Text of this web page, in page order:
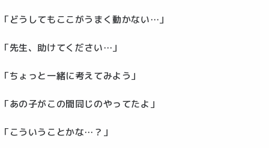
「どうしてもここがうまく動かない…」
「先生、助けてください…」
「ちょっと一緒に考えてみよう」
「あの子がこの間同じのやってたよ」
「こういうことかな…？」